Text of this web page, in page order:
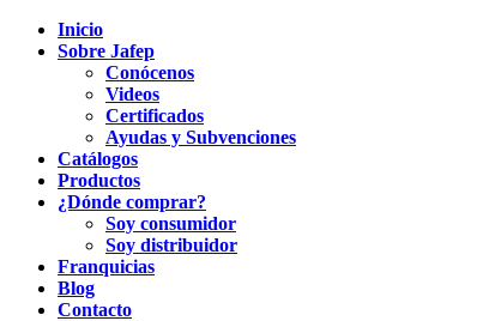
Inicio
Sobre Jafep
Conócenos
Videos
Certificados
Ayudas y Subvenciones
Catálogos
Productos
¿Dónde comprar?
Soy consumidor
Soy distribuidor
Franquicias
Blog
Contacto